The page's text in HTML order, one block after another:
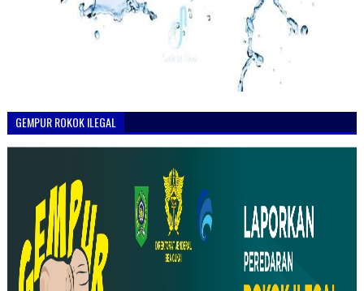
GEMPUR ROKOK ILEGAL